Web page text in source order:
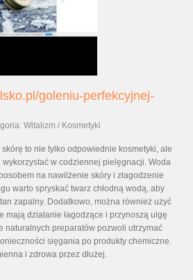
goleniu-perfekcyjnej-
Witalizm / Kosmetyki
to nie tylko odpowiednie kosmetyki, ale
wykorzystać w codziennej pielęgnacji. Woda
na nawilżenie skóry i złagodzenie
warto spryskać twarz chłodną wodą, aby
zapalny. Dodatkowo, można również użyć
mają działanie łagodzące i przynoszą ulgę
naturalnych preparatów pozwoli utrzymać
sięgania po produkty chemiczne.
i zdrowa przez dłużej.